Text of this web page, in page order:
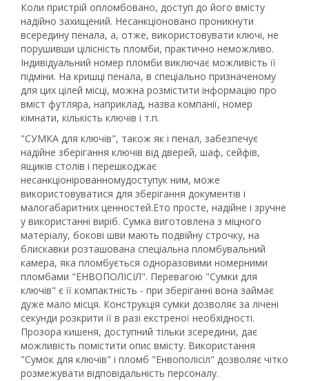
Коли пристрій опломбовано, доступ до його вмісту
надійно захищений. Несанкціоновано проникнути
всередину пенала, а, отже, використовувати ключі, не
порушивши цілісність пломби, практично неможливо.
Індивідуальний номер пломби виключає можливість її
підміни. На кришці пенала, в спеціально призначеному
для цих цілей місці, можна розмістити інформацію про
вміст футляра, наприклад, назва компанії, номер
кімнати, кількість ключів і т.п.
"СУМКА для ключів", також як і пенал, забезпечує
надійне зберігання ключів від дверей, шаф, сейфів,
ящиків столів і перешкоджає
несанкціонірованномудоступук ним, може
використовуватися для зберігання документів і
малогабаритних ценностей.Ето просте, надійне і зручне
у використанні виріб. Сумка виготовлена ​​з міцного
матеріалу, бокові шви мають подвійну строчку, на
блискавки розташована спеціальна пломбувальний
камера, яка пломбується одноразовими номерними
пломбами "ЕНВОПОЛІСІЛ". Перевагою "Сумки для
ключів" є її компактність - при зберіганні вона займає
дуже мало місця. Конструкція сумки дозволяє за лічені
секунди розкрити її в разі екстреної необхідності.
Прозора кишеня, доступний тільки зсередини, дає
можливість помістити опис вмісту. Використання
"Сумок для ключів" і пломб "Енвополісіл" дозволяє чітко
розмежувати відповідальність персоналу.